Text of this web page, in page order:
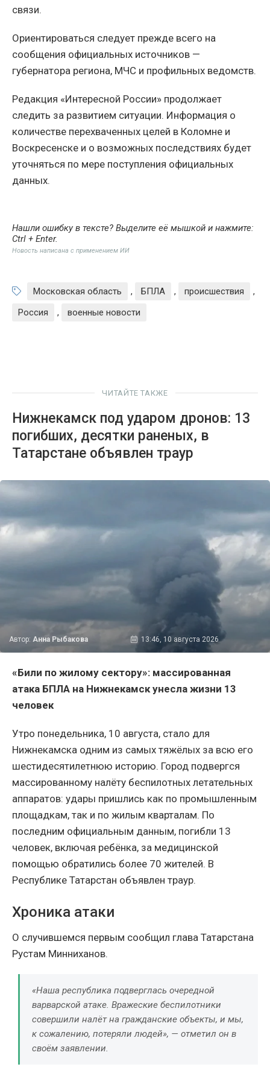
связи.
Ориентироваться следует прежде всего на
сообщения официальных источников —
губернатора региона, МЧС и профильных ведомств.
Редакция «Интересной России» продолжает
следить за развитием ситуации. Информация о
количестве перехваченных целей в Коломне и
Воскресенске и о возможных последствиях будет
уточняться по мере поступления официальных
данных.
Нашли ошибку в тексте? Выделите её мышкой и нажмите:
Ctrl + Enter.
Новость написана с применением ИИ
Московская область , БПЛА , происшествия
,
Россия
, военные новости
ЧИТАЙТЕ ТАКЖЕ
Нижнекамск под ударом дронов: 13
погибших, десятки раненых, в
Татарстане объявлен траур
Автор: Анна Рыбакова 13:46, 10 августа 2026
«Били по жилому сектору»: массированная
атака БПЛА на Нижнекамск унесла жизни 13
человек
Утро понедельника, 10 августа, стало для
Нижнекамска одним из самых тяжёлых за всю его
шестидесятилетнюю историю. Город подвергся
массированному налёту беспилотных летательных
аппаратов: удары пришлись как по промышленным
площадкам, так и по жилым кварталам. По
последним официальным данным, погибли 13
человек, включая ребёнка, за медицинской
помощью обратились более 70 жителей. В
Республике Татарстан объявлен траур.
Хроника атаки
О случившемся первым сообщил глава Татарстана
Рустам Минниханов.
«Наша республика подверглась очередной
варварской атаке. Вражеские беспилотники
совершили налёт на гражданские объекты, и мы,
к сожалению, потеряли людей», — отметил он в
своём заявлении.